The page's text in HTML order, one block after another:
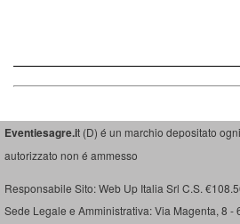
Eventiesagre.it (D) é un marchio depositato
autorizzato non é ammesso
Responsabile Sito: Web Up Italia Srl C.S.
Sede Legale e Amministrativa: Via Magenta, 8 -